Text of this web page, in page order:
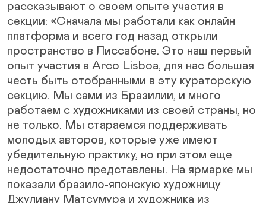
рассказывают о своем опыте участия в
секции: «Сначала мы работали как онлайн
платформа и всего год назад открыли
пространство в Лиссабоне. Это наш первый
опыт участия в Arco Lisboa, для нас большая
честь быть отобранными в эту кураторскую
секцию. Мы сами из Бразилии, и много
работаем с художниками из своей страны, но
не только. Мы стараемся поддерживать
молодых авторов, которые уже имеют
убедительную практику, но при этом еще
недостаточно представлены. На ярмарке мы
показали бразило-японскую художницу
Джулиану Матсумура и художника из